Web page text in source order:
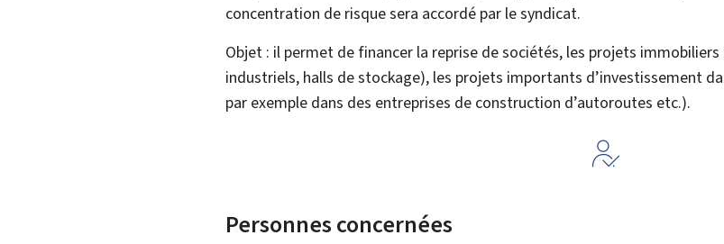
concentration de risque sera accordé par le syndicat.
Objet : il permet de financer la reprise de sociétés, les projets
industriels, halls de stockage), les projets importants d’investissement
par exemple dans des entreprises de construction d’autoroutes etc.).
Personnes concernées